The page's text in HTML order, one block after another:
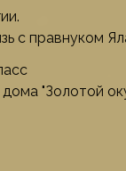
с правнуком
"Золотой